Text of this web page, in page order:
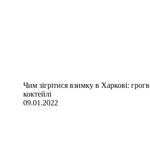
Чим зігрітися взимку в Харкові:
коктейлі
09.01.2022